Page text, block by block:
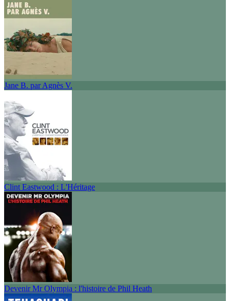
Jane B. par Agnès V.
Clint Eastwood : L'Héritage
Devenir Mr Olympia : l'histoire de Phil Heath